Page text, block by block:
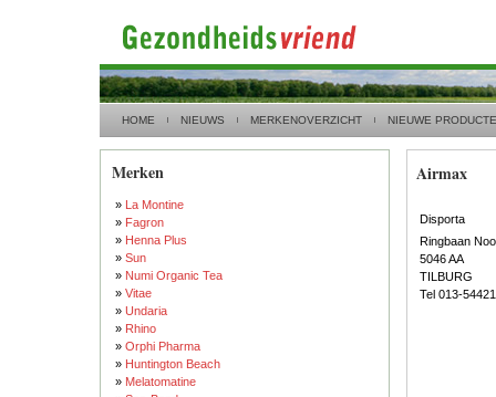
HOME NIEUWS MERKENOVERZICHT NIEUWE
Merken
» La Montine
» Fagron
» Henna Plus
» Sun
» Numi Organic Tea
» Vitae
» Undaria
» Rhino
» Orphi Pharma
» Huntington Beach
» Melatomatine
Airmax
Disporta
Ringbaan
5046 AA
TILBURG
Tel 013-